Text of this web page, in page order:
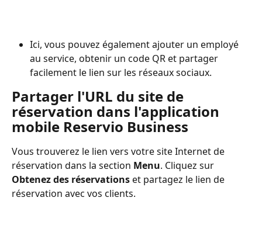
Ici, vous pouvez également ajouter un employé
au service, obtenir un code QR et partager
facilement le lien sur les réseaux sociaux.
Partager l'URL du site de
réservation dans l'application
mobile Reservio Business
Vous trouverez le lien vers votre site Internet de
réservation dans la section Menu. Cliquez sur
Obtenez des réservations et partagez le lien de
réservation avec vos clients.